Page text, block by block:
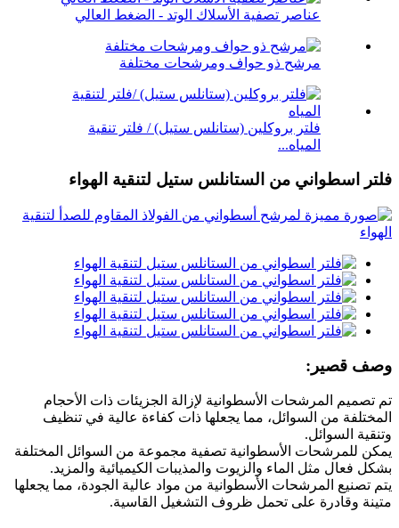
عناصر تصفية الأسلاك الوتد - الضغط العالي
مرشح ذو حواف ومرشحات مختلفة
فلتر بروكلين (ستانلس ستيل) / فلتر تنقية
المياه...
فلتر اسطواني من الستانلس ستيل لتنقية الهواء
وصف قصير:
تم تصميم المرشحات الأسطوانية لإزالة الجزيئات ذات الأحجام
المختلفة من السوائل، مما يجعلها ذات كفاءة عالية في تنظيف
وتنقية السوائل.
يمكن للمرشحات الأسطوانية تصفية مجموعة من السوائل المختلفة
بشكل فعال مثل الماء والزيوت والمذيبات الكيميائية والمزيد.
يتم تصنيع المرشحات الأسطوانية من مواد عالية الجودة، مما يجعلها
متينة وقادرة على تحمل ظروف التشغيل القاسية.